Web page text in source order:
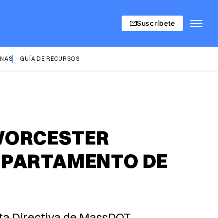
Suscríbete
GUÍA DE RECURSOS
DE